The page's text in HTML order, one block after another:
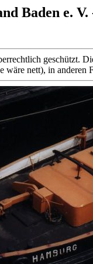
Baden e. V.
geschützt.
wäre nett), in anderen